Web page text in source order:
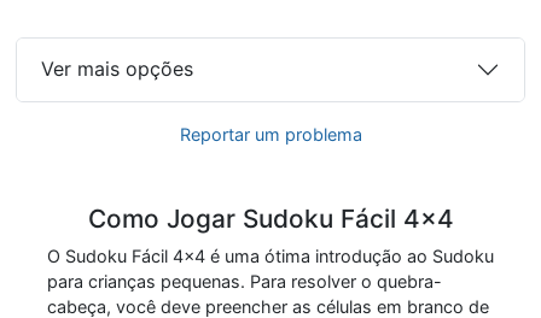
Ver mais opções
Reportar um problema
Como Jogar Sudoku Fácil 4x4
O Sudoku Fácil 4x4 é uma ótima introdução ao Sudoku
para crianças pequenas. Para resolver o quebra-
cabeça, você deve preencher as células em branco de